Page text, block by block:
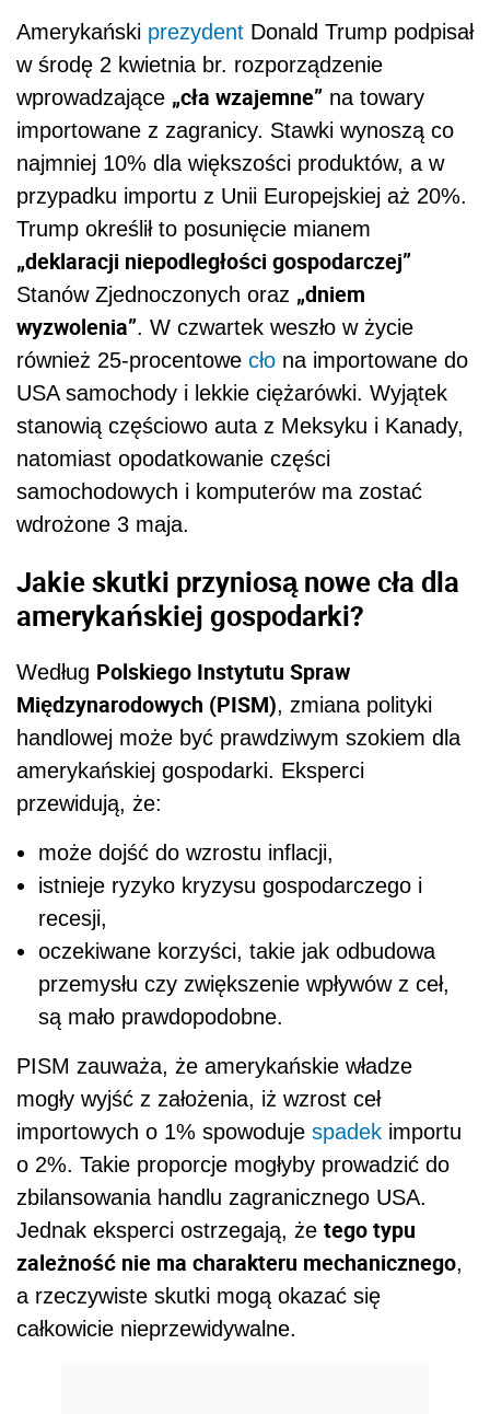
Amerykański prezydent Donald Trump podpisał
w środę 2 kwietnia br. rozporządzenie
wprowadzające „cła wzajemne” na towary
importowane z zagranicy. Stawki wynoszą co
najmniej 10% dla większości produktów, a w
przypadku importu z Unii Europejskiej aż 20%.
Trump określił to posunięcie mianem
„deklaracji niepodległości gospodarczej”
Stanów Zjednoczonych oraz „dniem
wyzwolenia”. W czwartek weszło w życie
również 25-procentowe cło na importowane do
USA samochody i lekkie ciężarówki. Wyjątek
stanowią częściowo auta z Meksyku i Kanady,
natomiast opodatkowanie części
samochodowych i komputerów ma zostać
wdrożone 3 maja.
Jakie skutki przyniosą nowe cła dla
amerykańskiej gospodarki?
Według Polskiego Instytutu Spraw
Międzynarodowych (PISM), zmiana polityki
handlowej może być prawdziwym szokiem dla
amerykańskiej gospodarki. Eksperci
przewidują, że:
może dojść do wzrostu inflacji,
istnieje ryzyko kryzysu gospodarczego i
recesji,
oczekiwane korzyści, takie jak odbudowa
przemysłu czy zwiększenie wpływów z ceł,
są mało prawdopodobne.
PISM zauważa, że amerykańskie władze
mogły wyjść z założenia, iż wzrost ceł
importowych o 1% spowoduje spadek importu
o 2%. Takie proporcje mogłyby prowadzić do
zbilansowania handlu zagranicznego USA.
Jednak eksperci ostrzegają, że tego typu
zależność nie ma charakteru mechanicznego,
a rzeczywiste skutki mogą okazać się
całkowicie nieprzewidywalne.